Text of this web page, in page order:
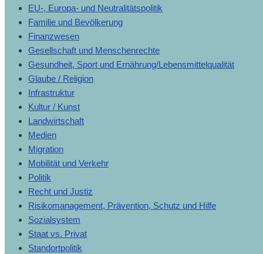
EU-, Europa- und Neutralitätspolitik
Familie und Bevölkerung
Finanzwesen
Gesellschaft und Menschenrechte
Gesundheit, Sport und Ernährung/Lebensmittelqualität
Glaube / Religion
Infrastruktur
Kultur / Kunst
Landwirtschaft
Medien
Migration
Mobilität und Verkehr
Politik
Recht und Justiz
Risikomanagement, Prävention, Schutz und Hilfe
Sozialsystem
Staat vs. Privat
Standortpolitik